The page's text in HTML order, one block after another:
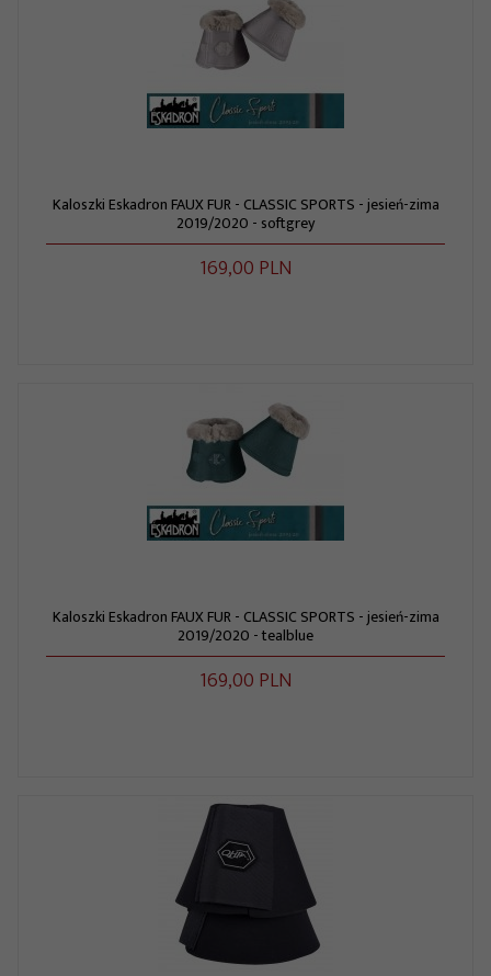
Kaloszki Eskadron FAUX FUR - CLASSIC SPORTS - jesień-zima
2019/2020 - softgrey
169,00 PLN
Kaloszki Eskadron FAUX FUR - CLASSIC SPORTS - jesień-zima
2019/2020 - tealblue
169,00 PLN